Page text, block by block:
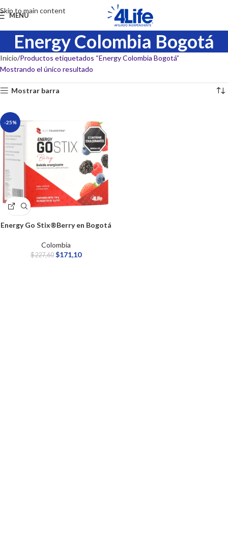
Skip to main content
MENU
Energy Colombia Bogotá
Inicio Productos etiquetados “Energy Colombia Bogotá”
Mostrando el único resultado
Mostrar barra
-25%
Energy Go Stix®Berry en Bogotá
Colombia
$227,60 $171,10